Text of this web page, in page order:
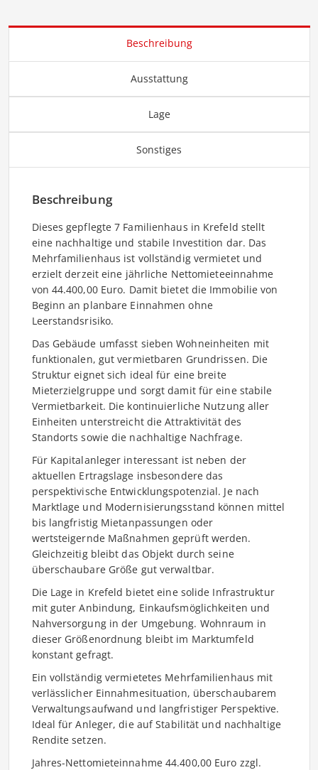
Beschreibung
Ausstattung
Lage
Sonstiges
Beschreibung
Dieses gepflegte 7 Familienhaus in Krefeld stellt
eine nachhaltige und stabile Investition dar. Das
Mehrfamilienhaus ist vollständig vermietet und
erzielt derzeit eine jährliche Nettomieteeinnahme
von 44.400,00 Euro. Damit bietet die Immobilie von
Beginn an planbare Einnahmen ohne
Leerstandsrisiko.
Das Gebäude umfasst sieben Wohneinheiten mit
funktionalen, gut vermietbaren Grundrissen. Die
Struktur eignet sich ideal für eine breite
Mieterzielgruppe und sorgt damit für eine stabile
Vermietbarkeit. Die kontinuierliche Nutzung aller
Einheiten unterstreicht die Attraktivität des
Standorts sowie die nachhaltige Nachfrage.
Für Kapitalanleger interessant ist neben der
aktuellen Ertragslage insbesondere das
perspektivische Entwicklungspotenzial. Je nach
Marktlage und Modernisierungsstand können mittel
bis langfristig Mietanpassungen oder
wertsteigernde Maßnahmen geprüft werden.
Gleichzeitig bleibt das Objekt durch seine
überschaubare Größe gut verwaltbar.
Die Lage in Krefeld bietet eine solide Infrastruktur
mit guter Anbindung, Einkaufsmöglichkeiten und
Nahversorgung in der Umgebung. Wohnraum in
dieser Größenordnung bleibt im Marktumfeld
konstant gefragt.
Ein vollständig vermietetes Mehrfamilienhaus mit
verlässlicher Einnahmesituation, überschaubarem
Verwaltungsaufwand und langfristiger Perspektive.
Ideal für Anleger, die auf Stabilität und nachhaltige
Rendite setzen.
Jahres-Nettomieteinnahme 44.400,00 Euro zzgl.